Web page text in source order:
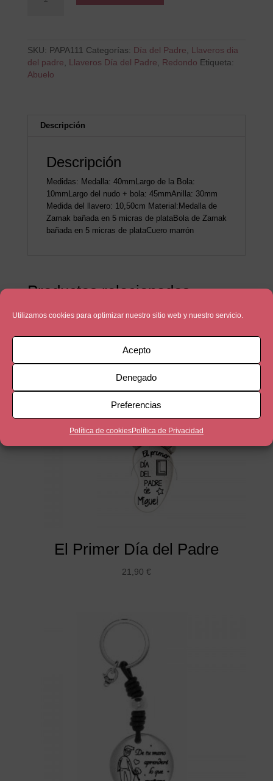
Utilizamos cookies para optimizar nuestro sitio web y nuestro servicio.
Acepto
Denegado
Preferencias
Política de cookiesPolítica de Privacidad
SKU: PAPA111 Categorías: Día del Padre, Llaveros dia
del padre, Llaveros Día del Padre, Redondo Etiqueta:
Abuelo
Descripción
Descripción
Medidas: Medalla: 40mmLargo de la Bola:
10mmLargo del nudo + bola: 45mmAnilla: 30mm
Medida del llavero: 10,50cm Material:Medalla de
Zamak bañada en 5 micras de plataBola de Zamak
bañada en 5 micras de plataCuero marrón
Productos relacionados
El Primer Día del Padre
21,90 €